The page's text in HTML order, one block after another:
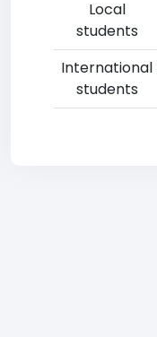
Local
students
International
students